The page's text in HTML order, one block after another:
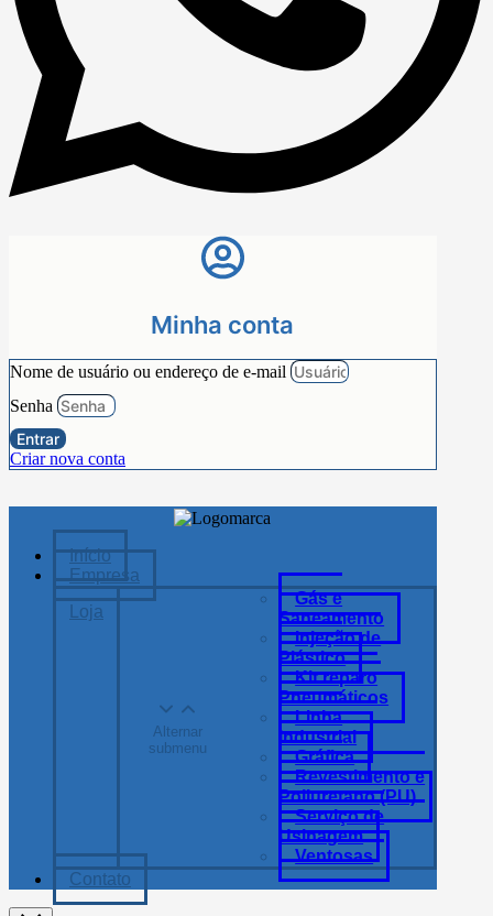
Minha conta
Nome de usuário ou endereço de e-mail
Senha
Entrar
Criar nova conta
Início
Empresa
Loja
Alternar
submenu
Gás e
Saneamento
Injeção de
Plástico
Kit reparo
Pneumáticos
Linha
Industrial
Gráfica
Revestimento e
Poliuretano (PU)
Serviço de
Usinagem
Ventosas
Contato